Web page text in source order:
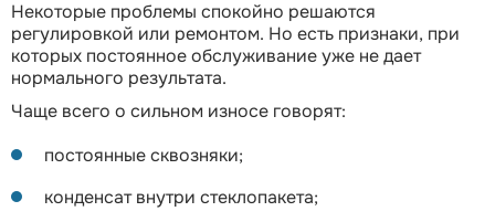
Некоторые проблемы спокойно решаются
регулировкой или ремонтом. Но есть признаки, при
которых постоянное обслуживание уже не дает
нормального результата.
Чаще всего о сильном износе говорят:
постоянные сквозняки;
конденсат внутри стеклопакета;